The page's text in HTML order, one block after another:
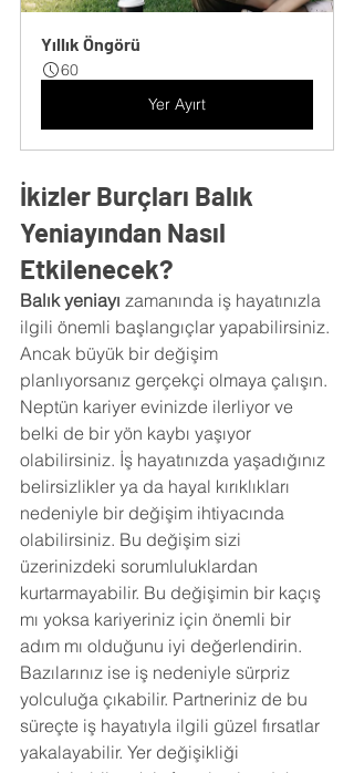
Yıllık Öngörü
60
Yer Ayırt
İkizler Burçları Balık
Yeniayından Nasıl
Etkilenecek?
Balık yeniayı zamanında iş hayatınızla
ilgili önemli başlangıçlar yapabilirsiniz.
Ancak büyük bir değişim
planlıyorsanız gerçekçi olmaya çalışın.
Neptün kariyer evinizde ilerliyor ve
belki de bir yön kaybı yaşıyor
olabilirsiniz. İş hayatınızda yaşadığınız
belirsizlikler ya da hayal kırıklıkları
nedeniyle bir değişim ihtiyacında
olabilirsiniz. Bu değişim sizi
üzerinizdeki sorumluluklardan
kurtarmayabilir. Bu değişimin bir kaçış
mı yoksa kariyeriniz için önemli bir
adım mı olduğunu iyi değerlendirin.
Bazılarınız ise iş nedeniyle sürpriz
yolculuğa çıkabilir. Partneriniz de bu
süreçte iş hayatıyla ilgili güzel fırsatlar
yakalayabilir. Yer değişikliği